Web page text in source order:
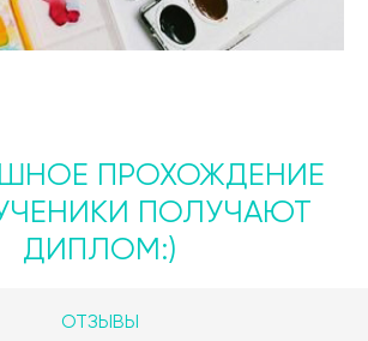
ПРОХОЖДЕНИЕ
ПОЛУЧАЮТ
ДИПЛОМ:)
ОТЗЫВЫ